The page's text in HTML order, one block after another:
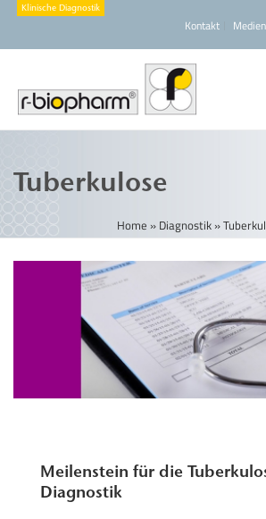
Kontakt Medien
Tuberkulose
Home » Diagnostik»
Meilenstein für die
Diagnostik